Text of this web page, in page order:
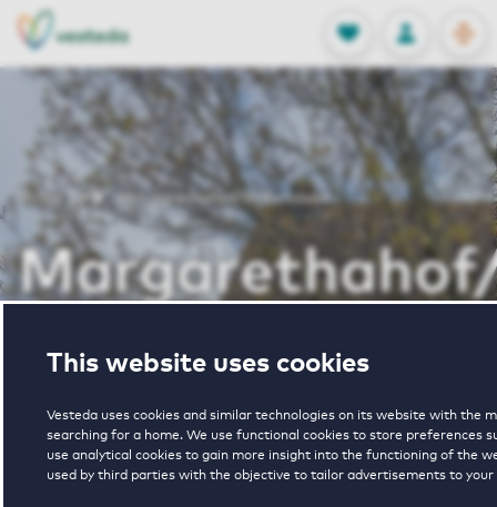
This website uses cookies
Vesteda uses cookies and similar technologies on its website with the
searching for a home. We use functional cookies to store preferences
use analytical cookies to gain more insight into the functioning of the
used by third parties with the objective to tailor advertisements to your
FAVORITES
Stored
LOG IN
NL
EN
Margarethahof/Willemlaan
€ 1190 - € 1640